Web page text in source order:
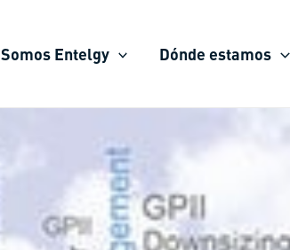
Somos Entelgy Dónde estamos